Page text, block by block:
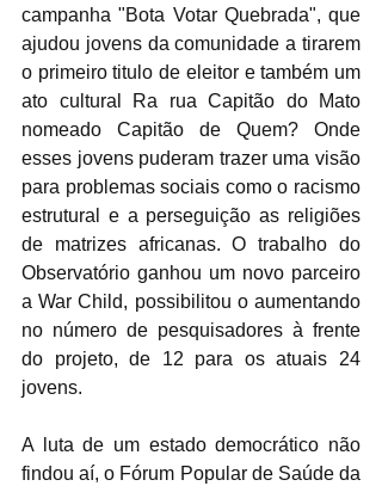
campanha "Bota Votar Quebrada", que
ajudou jovens da comunidade a tirarem
o primeiro titulo de eleitor e também um
ato cultural Ra rua Capitão do Mato
nomeado Capitão de Quem? Onde
esses jovens puderam trazer uma visão
para problemas sociais como o racismo
estrutural e a perseguição as religiões
de matrizes africanas. O trabalho do
Observatório ganhou um novo parceiro
a War Child, possibilitou o aumentando
no número de pesquisadores à frente
do projeto, de 12 para os atuais 24
jovens.
A luta de um estado democrático não
findou aí, o Fórum Popular de Saúde da